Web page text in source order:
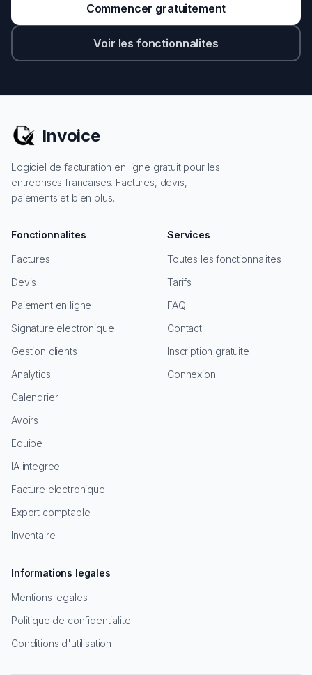
Commencer gratuitement
Voir les fonctionnalites
Invoice
Logiciel de facturation en ligne gratuit pour les
entreprises francaises. Factures, devis,
paiements et bien plus.
Fonctionnalites
Factures
Devis
Paiement en ligne
Signature electronique
Gestion clients
Analytics
Calendrier
Avoirs
Equipe
IA integree
Facture electronique
Export comptable
Inventaire
Services
Toutes les fonctionnalites
Tarifs
FAQ
Contact
Inscription gratuite
Connexion
Informations legales
Mentions legales
Politique de confidentialite
Conditions d'utilisation